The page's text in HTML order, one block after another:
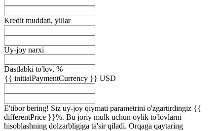
Kredit muddati, yillar
Uy-joy narxi
Dastlabki to'lov, %
{{ initialPaymentCurrency }} USD
E'tibor bering! Siz uy-joy qiymati parametrini o'zgartirdingiz {{
differentPrice }}%. Bu joriy mulk uchun oylik to'lovlarni
hisoblashning dolzarbligiga ta'sir qiladi. Orqaga qaytaring